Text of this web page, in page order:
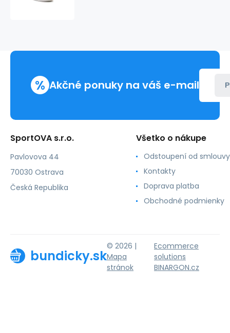
% Akčné ponuky na váš e-mail
SportOVA s.r.o.
Pavlovova 44
70030 Ostrava
Česká Republika
Všetko o nákupe
Odstoupení od smlouvy
Kontakty
Doprava platba
Obchodné podmienky
bundicky.sk
© 2026 |
Mapa
stránok
Ecommerce
solutions
BINARGON.cz